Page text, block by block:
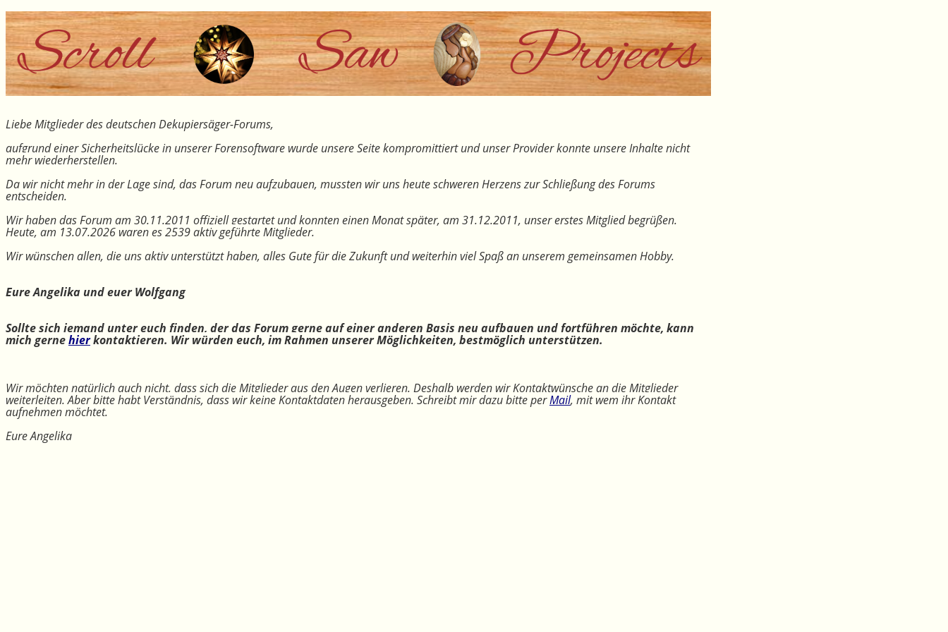
Liebe Mitglieder des deutschen Dekupiersäger-Forums,
aufgrund einer Sicherheitslücke in unserer Forensoftware wurde unsere Seite kompromittiert und unser Provider konnte unsere Inhalte nicht
mehr wiederherstellen.
Da wir nicht mehr in der Lage sind, das Forum neu aufzubauen, mussten wir uns heute schweren Herzens zur Schließung des Forums
entscheiden.
Wir haben das Forum am 30.11.2011 offiziell gestartet und konnten einen Monat später, am 31.12.2011, unser erstes Mitglied begrüßen.
Heute, am 13.07.2026 waren es 2539 aktiv geführte Mitglieder.
Wir wünschen allen, die uns aktiv unterstützt haben, alles Gute für die Zukunft und weiterhin viel Spaß an unserem gemeinsamen Hobby.
Eure Angelika und euer Wolfgang
Sollte sich jemand unter euch finden, der das Forum gerne auf einer anderen Basis neu aufbauen und fortführen möchte, kann
mich gernehierkontaktieren. Wir würden euch, im Rahmen unserer Möglichkeiten, bestmöglich unterstützen.
Wir möchten natürlich auch nicht, dass sich die Mitglieder aus den Augen verlieren. Deshalb werden wir Kontaktwünsche an die Mitglieder
weiterleiten. Aber bitte habt Verständnis, dass wir keine Kontaktdaten herausgeben. Schreibt mir dazu bitte perMail, mit wem ihr Kontakt
aufnehmen möchtet.
Eure Angelika